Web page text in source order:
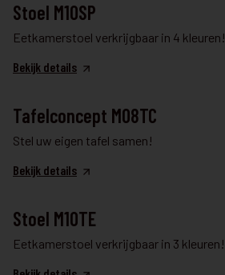
Stoel M10SP
Eetkamerstoel verkrijgbaar in 4 kleuren!
Bekijk details
Tafelconcept M08TC
Stel uw eigen tafel samen!
Bekijk details
Stoel M10TE
Eetkamerstoel verkrijgbaar in 3 kleuren!